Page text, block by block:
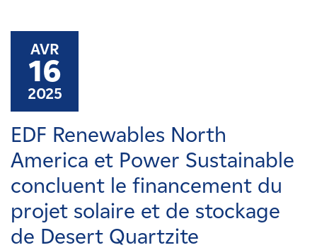
Carrières
Nouvelles
Contactez-nous
Affiliés
AVR
16
2025
EDF Renewables North
America et Power Sustainable
concluent le financement du
projet solaire et de stockage
de Desert Quartzite